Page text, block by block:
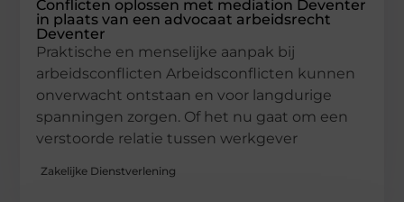
Conflicten oplossen met mediation Deventer
in plaats van een advocaat arbeidsrecht
Deventer
Praktische en menselijke aanpak bij
arbeidsconflicten Arbeidsconflicten kunnen
onverwacht ontstaan en voor langdurige
spanningen zorgen. Of het nu gaat om een
verstoorde relatie tussen werkgever
Zakelijke Dienstverlening